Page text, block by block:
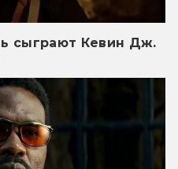
сыграют Кевин Дж.